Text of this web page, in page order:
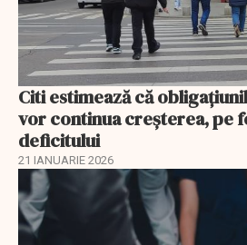
Citi estimează că
vor continua creșterea, pe
deficitului
21 IANUARIE 2026